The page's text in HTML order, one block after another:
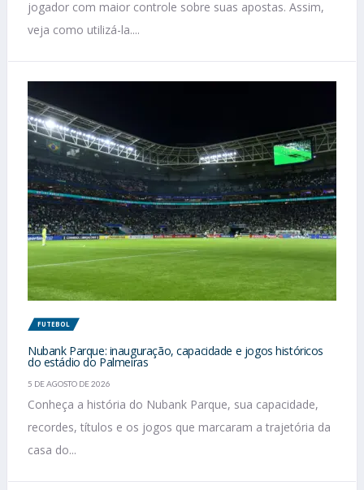
jogador com maior controle sobre suas apostas. Assim,
veja como utilizá-la....
FUTEBOL
Nubank Parque: inauguração, capacidade e jogos históricos
do estádio do Palmeiras
5 DE AGOSTO DE 2026
Conheça a história do Nubank Parque, sua capacidade,
recordes, títulos e os jogos que marcaram a trajetória da
casa do...